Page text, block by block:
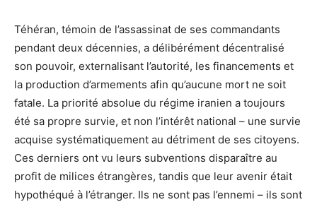
Téhéran, témoin de l’assassinat de ses commandants
pendant deux décennies, a délibérément décentralisé
son pouvoir, externalisant l’autorité, les financements et
la production d’armements afin qu’aucune mort ne soit
fatale. La priorité absolue du régime iranien a toujours
été sa propre survie, et non l’intérêt national – une survie
acquise systématiquement au détriment de ses citoyens.
Ces derniers ont vu leurs subventions disparaître au
profit de milices étrangères, tandis que leur avenir était
hypothéqué à l’étranger. Ils ne sont pas l’ennemi – ils sont